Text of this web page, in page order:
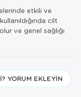
etkili ve
cilt
ve genel sağlığı
YORUM EKLEYIN